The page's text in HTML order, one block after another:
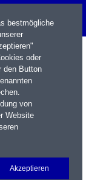
Login
bestmögliche
oder
den Button
von
Website
Akzeptieren